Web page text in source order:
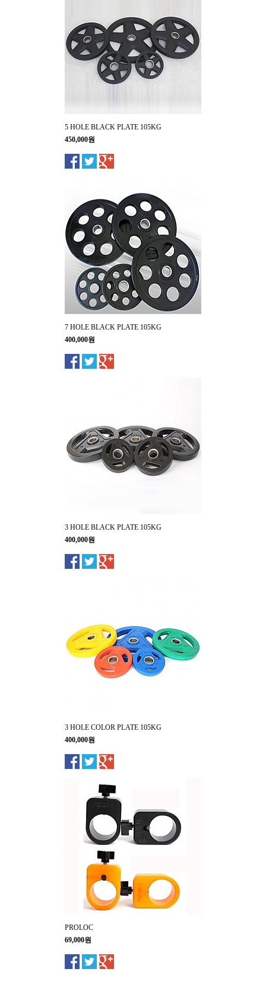
5 HOLE BLACK PLATE 105KG
450,000원
7 HOLE BLACK PLATE 105KG
400,000원
3 HOLE BLACK PLATE 105KG
400,000원
3 HOLE COLOR PLATE 105KG
400,000원
PROLOC
69,000원